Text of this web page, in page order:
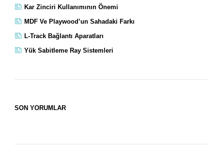
Kar Zinciri Kullanımının Önemi
MDF Ve Playwood’un Sahadaki Farkı
L-Track Bağlantı Aparatları
Yük Sabitleme Ray Sistemleri
SON YORUMLAR